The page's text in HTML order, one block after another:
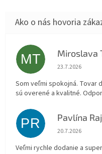
MT Miroslava
Hodnotenie
23.7.2026
Som veľmi spokojná. Tovar
sú overené a kvalitné.
PR Pavlína
Hodnotenie
20.7.2026
Veľmi rychle dodanie a